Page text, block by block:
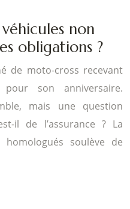
non
obligations ?
de moto-cross recevant
son anniversaire.
mais une question
il de l’assurance ? La
soulève de